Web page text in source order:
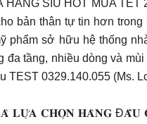
SIU HOT MÙA
bản thân tự tin hơn
phẩm sở hữu hệ thống
tầng, nhiều dòng và
TEST 0329.140.055 (Ms.
𝐂𝐇𝐎̣𝐍 𝐇𝐀̀𝐍𝐆 Đ𝐀̂̀𝐔 𝐂𝐔̉𝐀